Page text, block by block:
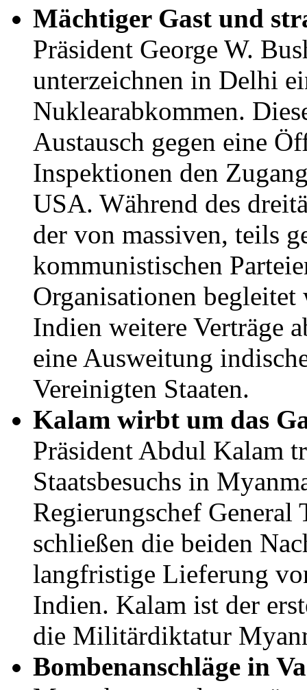
Mächtiger Gast und
Präsident George W.
unterzeichnen in Delhi
Nuklearabkommen.
Austausch gegen eine
Inspektionen den
USA. Während des
der von massiven, teils
kommunistischen
Organisationen
Indien weitere Verträge
eine Ausweitung
Vereinigten Staaten.
Kalam wirbt um das
Präsident Abdul Kalam
Staatsbesuchs in
Regierungschef General
schließen die beiden
langfristige Lieferung
Indien. Kalam ist der
die Militärdiktatur
Bombenanschläge in